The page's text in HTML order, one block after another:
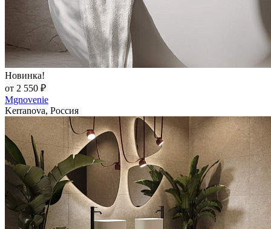
Новинка!
от 2 550 ₽
Mgnovenie
Kerranova, Россия